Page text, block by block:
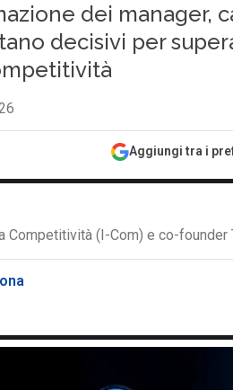
dei manager,
decisivi per
Aggiungi tra i
Competitività (I-Com) e co-founder